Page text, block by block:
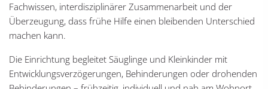
Fachwissen, interdisziplinärer Zusammenarbeit und der
Überzeugung, dass frühe Hilfe einen bleibenden Unterschied
machen kann.
Die Einrichtung begleitet Säuglinge und Kleinkinder mit
Entwicklungsverzögerungen, Behinderungen oder drohenden